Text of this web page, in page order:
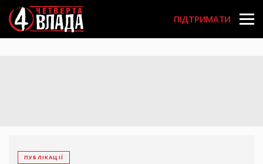
Перейти
до
основного
вмісту
User
account
ПІДТРИМАТИ
ПУБЛІКАЦІЇ